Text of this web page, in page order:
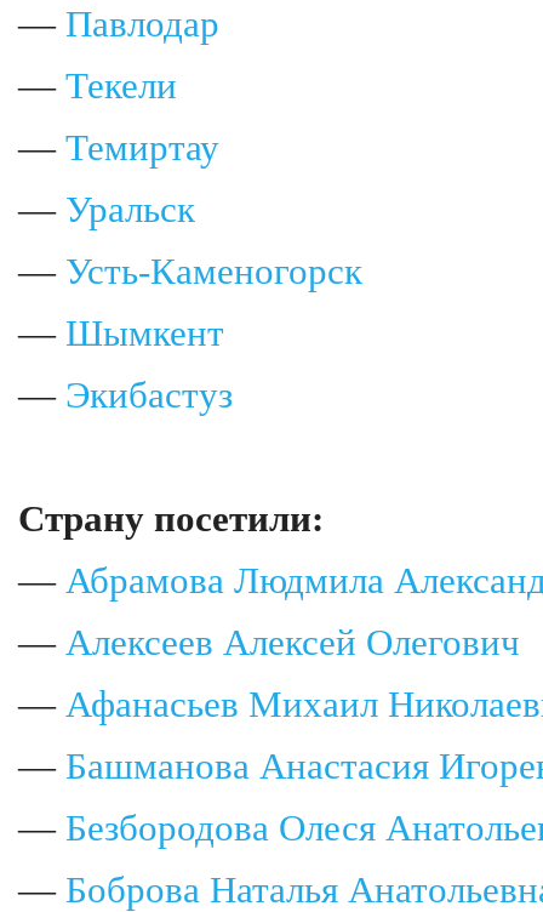
— Павлодар
— Текели
— Темиртау
— Уральск
— Усть-Каменогорск
— Шымкент
— Экибастуз
Страну посетили:
— Абрамова Людмила
— Алексеев Алексей Олегович
— Афанасьев Михаил
— Башманова Анастасия
— Безбородова Олеся
— Боброва Наталья